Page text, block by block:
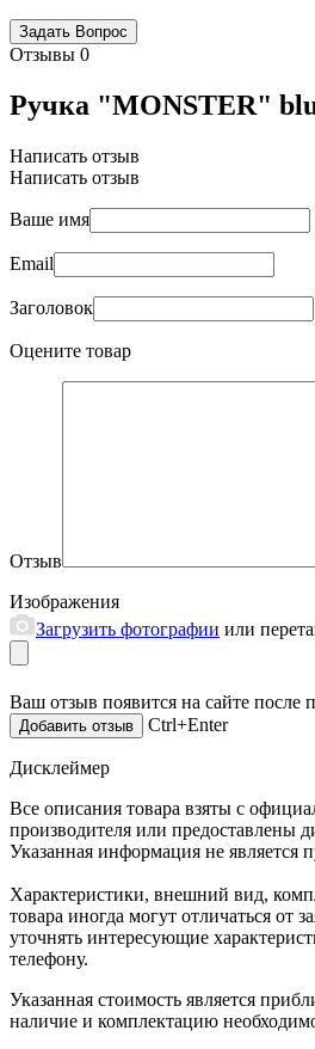
Отзывы 0
Ручка "MONSTER"
Написать отзыв
Написать отзыв
Ваше имя
Email
Заголовок
Оцените товар
Отзыв
Изображения
Загрузить фотографии или
Ваш отзыв появится на сайте после
Ctrl+Enter
Дисклеймер
Все описания товара взяты с
производителя или предоставлены
Указанная информация не является
Характеристики, внешний вид,
товара иногда могут отличаться от
уточнять интересующие
телефону.
Указанная стоимость является
наличие и комплектацию